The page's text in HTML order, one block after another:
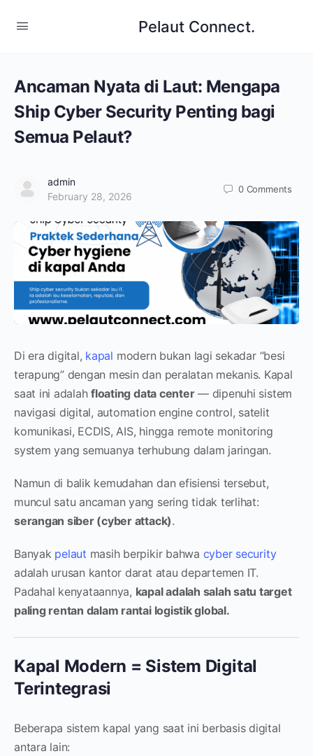
Pelaut Connect.
Ancaman Nyata di Laut: Mengapa
Ship Cyber Security Penting bagi
Semua Pelaut?
admin
February 28, 2026
0 Comments
Di era digital, kapal modern bukan lagi sekadar “besi
terapung” dengan mesin dan peralatan mekanis. Kapal
saat ini adalahfloating data center— dipenuhi sistem
navigasi digital, automation engine control, satelit
komunikasi, ECDIS, AIS, hingga remote monitoring
system yang semuanya terhubung dalam jaringan.
Namun di balik kemudahan dan efisiensi tersebut,
muncul satu ancaman yang sering tidak terlihat:
serangan siber (cyber attack).
Banyak pelaut masih berpikir bahwa cyber security
adalah urusan kantor darat atau departemen IT.
Padahal kenyataannya, kapal adalah salah satu target
paling rentan dalam rantai logistik global.
Kapal Modern = Sistem Digital
Terintegrasi
Beberapa sistem kapal yang saat ini berbasis digital
antara lain: